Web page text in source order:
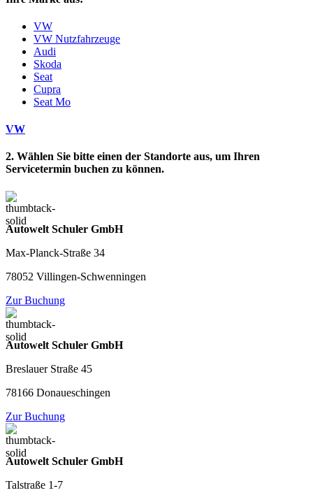
VW
VW Nutzfahrzeuge
Audi
Skoda
Seat
Cupra
Seat Mo
VW
2. Wählen Sie bitte einen der Standorte aus, um Ihren
Servicetermin buchen zu können.
Autowelt Schuler GmbH
Max-Planck-Straße 34
78052 Villingen-Schwenningen
Zur Buchung
Autowelt Schuler GmbH
Breslauer Straße 45
78166 Donaueschingen
Zur Buchung
Autowelt Schuler GmbH
Talstraße 1-7